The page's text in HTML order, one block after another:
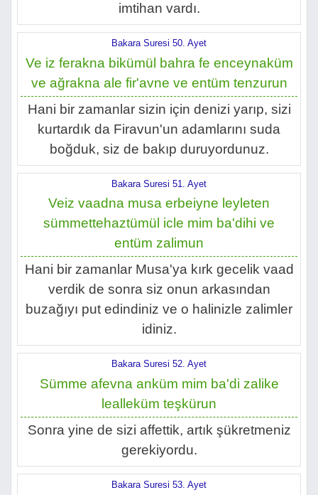
imtihan vardı.
Bakara Suresi 50. Ayet
Ve iz ferakna bikümül bahra fe enceynaküm
ve ağrakna ale fir'avne ve entüm tenzurun
Hani bir zamanlar sizin için denizi yarıp, sizi
kurtardık da Firavun'un adamlarını suda
boğduk, siz de bakıp duruyordunuz.
Bakara Suresi 51. Ayet
Veiz vaadna musa erbeiyne leyleten
sümmettehaztümül icle mim ba'dihi ve
entüm zalimun
Hani bir zamanlar Musa'ya kırk gecelik vaad
verdik de sonra siz onun arkasından
buzağıyı put edindiniz ve o halinizle zalimler
idiniz.
Bakara Suresi 52. Ayet
Sümme afevna anküm mim ba'di zalike
lealleküm teşkürun
Sonra yine de sizi affettik, artık şükretmeniz
gerekiyordu.
Bakara Suresi 53. Ayet